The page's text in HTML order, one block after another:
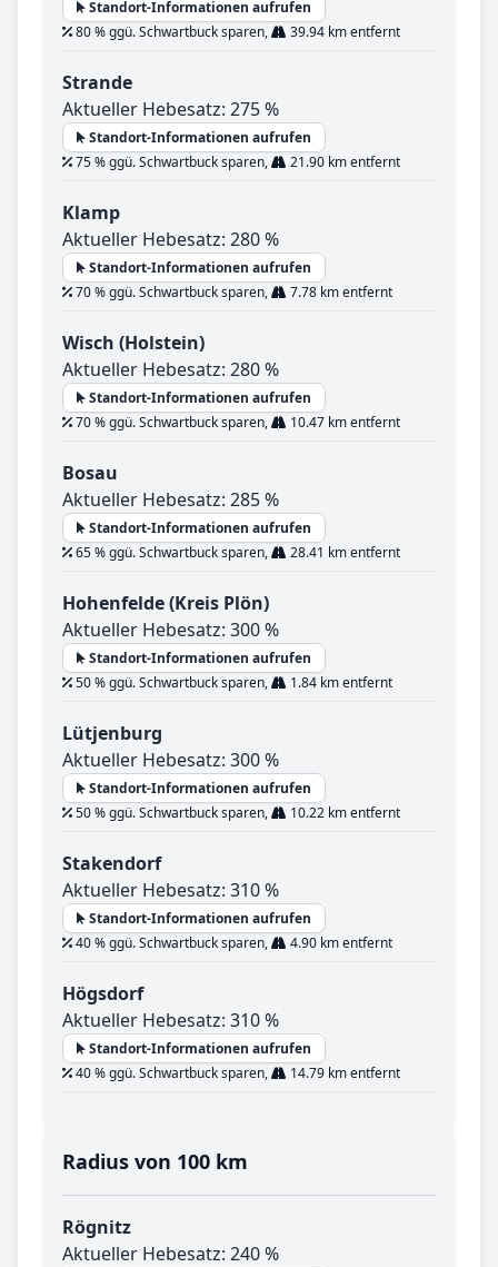
Standort-Informationen aufrufen
80 % ggü. Schwartbuck sparen,
39.94 km entfernt
Strande
Aktueller Hebesatz: 275 %
Standort-Informationen aufrufen
75 % ggü. Schwartbuck sparen,
21.90 km entfernt
Klamp
Aktueller Hebesatz: 280 %
Standort-Informationen aufrufen
70 % ggü. Schwartbuck sparen,
7.78 km entfernt
Wisch (Holstein)
Aktueller Hebesatz: 280 %
Standort-Informationen aufrufen
70 % ggü. Schwartbuck sparen,
10.47 km entfernt
Bosau
Aktueller Hebesatz: 285 %
Standort-Informationen aufrufen
65 % ggü. Schwartbuck sparen,
28.41 km entfernt
Hohenfelde (Kreis Plön)
Aktueller Hebesatz: 300 %
Standort-Informationen aufrufen
50 % ggü. Schwartbuck sparen,
1.84 km entfernt
Lütjenburg
Aktueller Hebesatz: 300 %
Standort-Informationen aufrufen
50 % ggü. Schwartbuck sparen,
10.22 km entfernt
Stakendorf
Aktueller Hebesatz: 310 %
Standort-Informationen aufrufen
40 % ggü. Schwartbuck sparen,
4.90 km entfernt
Högsdorf
Aktueller Hebesatz: 310 %
Standort-Informationen aufrufen
40 % ggü. Schwartbuck sparen,
14.79 km entfernt
Radius von 100 km
Rögnitz
Aktueller Hebesatz: 240 %